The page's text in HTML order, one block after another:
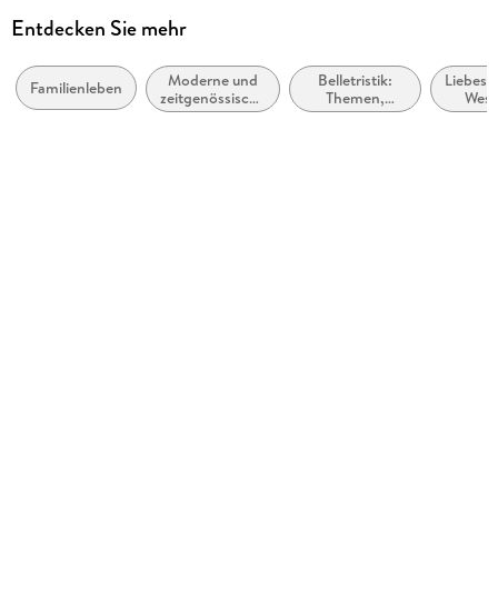
Altersempfehlung
Reihe
Inselträume, 1
Entdecken Sie mehr
Familienleben
Moderne und
zeitgenössische
Liebesromane
Belletristik:
Themen,
Stoffe, Motive: